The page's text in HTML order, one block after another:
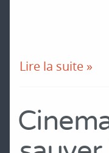
Lire la suite »